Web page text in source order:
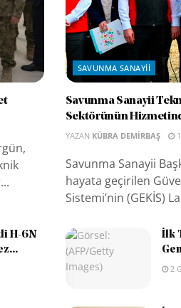
SAVUNMA SANAYII
Savunma Sanayii
Sektörünün
YAZAN KÜBRA DEMIRBAŞ
Savunma Sanayii
hayata geçirilen
Sistemi’nin (GEKİS)
H-6N
İlk
2